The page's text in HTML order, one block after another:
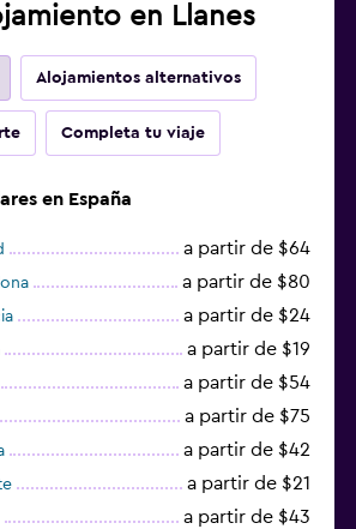
en Llanes
Alojamientos alternativos
Completa tu viaje
en España
a partir de $64
a partir de $80
a partir de $24
a partir de $19
a partir de $54
a partir de $75
a partir de $42
a partir de $21
a partir de $43